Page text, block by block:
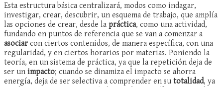
Esta estructura básica centralizará, modos como indagar,
investigar, crear, descubrir, un esquema de trabajo, que amplía
las opciones de crear, desde la práctica, como una actividad,
fundando en puntos de referencia que se van a comenzar a
asociar con ciertos contenidos, de manera específica, con una
regularidad, y en ciertos horarios por materias. Poniendo la
teoría, en un sistema de práctica, ya que la repetición deja de
ser un impacto; cuando se dinamiza el impacto se ahorra
energía, deja de ser selectiva a comprender en su totalidad, ya